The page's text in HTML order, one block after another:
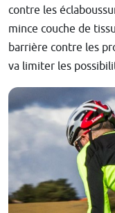
contre les
mince couche de
barrière contre les
va limiter les